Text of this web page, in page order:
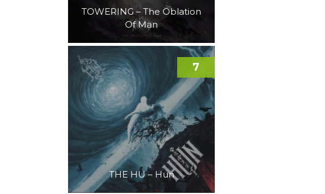
TOWERING – The Oblation
Of Man
THE HU – Hun
7